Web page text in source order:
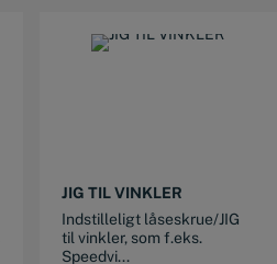
JIG TIL VINKLER
Indstilleligt låseskrue/JIG
til vinkler, som f.eks.
Speedvi...